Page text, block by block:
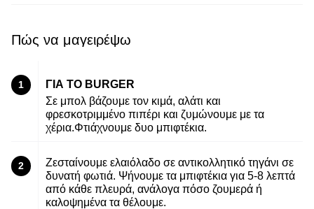
Πώς να μαγειρέψω
1
ΓΙΑ ΤΟ BURGER
Σε μπολ βάζουμε τον κιμά, αλάτι και
φρεσκοτριμμένο πιπέρι και ζυμώνουμε με τα
χέρια.Φτιάχνουμε δυο μπιφτέκια.
2
Ζεσταίνουμε ελαιόλαδο σε αντικολλητικό τηγάνι σε
δυνατή φωτιά. Ψήνουμε τα μπιφτέκια για 5-8 λεπτά
από κάθε πλευρά, ανάλογα πόσο ζουμερά ή
καλοψημένα τα θέλουμε.